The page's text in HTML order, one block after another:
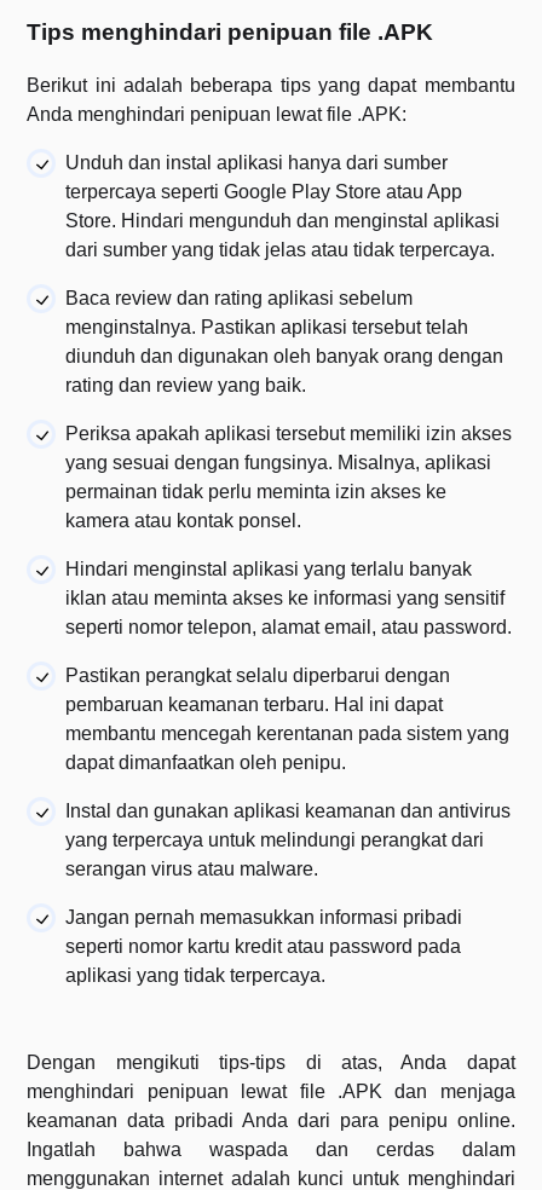
Tips menghindari penipuan file .APK
Berikut ini adalah beberapa tips yang dapat membantu
Anda menghindari penipuan lewat file .APK:
Unduh dan instal aplikasi hanya dari sumber
terpercaya seperti Google Play Store atau App
Store. Hindari mengunduh dan menginstal aplikasi
dari sumber yang tidak jelas atau tidak terpercaya.
Baca review dan rating aplikasi sebelum
menginstalnya. Pastikan aplikasi tersebut telah
diunduh dan digunakan oleh banyak orang dengan
rating dan review yang baik.
Periksa apakah aplikasi tersebut memiliki izin akses
yang sesuai dengan fungsinya. Misalnya, aplikasi
permainan tidak perlu meminta izin akses ke
kamera atau kontak ponsel.
Hindari menginstal aplikasi yang terlalu banyak
iklan atau meminta akses ke informasi yang sensitif
seperti nomor telepon, alamat email, atau password.
Pastikan perangkat selalu diperbarui dengan
pembaruan keamanan terbaru. Hal ini dapat
membantu mencegah kerentanan pada sistem yang
dapat dimanfaatkan oleh penipu.
Instal dan gunakan aplikasi keamanan dan antivirus
yang terpercaya untuk melindungi perangkat dari
serangan virus atau malware.
Jangan pernah memasukkan informasi pribadi
seperti nomor kartu kredit atau password pada
aplikasi yang tidak terpercaya.
Dengan mengikuti tips-tips di atas, Anda dapat
menghindari penipuan lewat file .APK dan menjaga
keamanan data pribadi Anda dari para penipu online.
Ingatlah bahwa waspada dan cerdas dalam
menggunakan internet adalah kunci untuk menghindari